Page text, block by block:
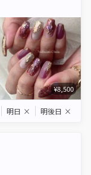
¥8,500
明日 × 明後日 ×